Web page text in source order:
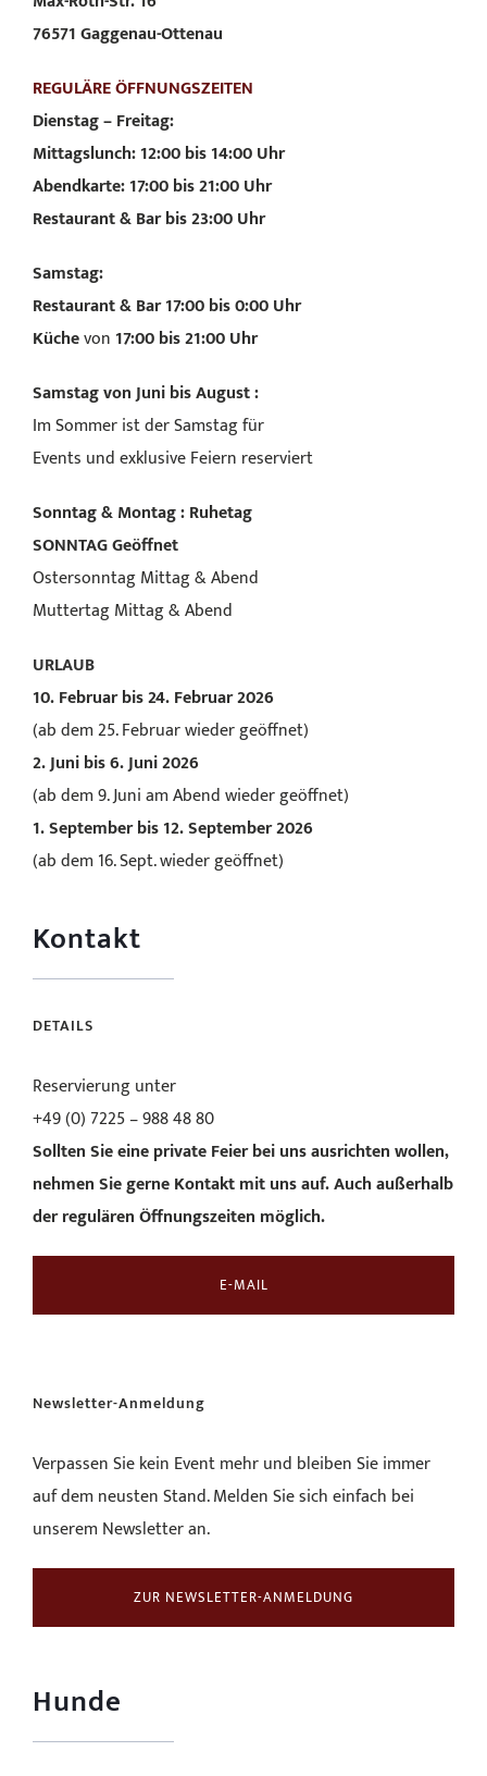
76571 Gaggenau-Ottenau
REGULÄRE ÖFFNUNGSZEITEN
Dienstag – Freitag:
Mittagslunch: 12:00 bis 14:00 Uhr
Abendkarte: 17:00 bis 21:00 Uhr
Restaurant & Bar bis 23:00 Uhr
Samstag:
Restaurant & Bar 17:00 bis 0:00 Uhr
Küchevon 17:00 bis 21:00 Uhr
Samstag von Juni bis August :
Im Sommer ist der Samstag für
Events und exklusive Feiern reserviert
Sonntag & Montag : Ruhetag
SONNTAGGeöffnet
Ostersonntag Mittag & Abend
Muttertag Mittag & Abend
URLAUB
10. Februar bis 24. Februar 2026
(ab dem 25. Februar wieder geöffnet)
2. Juni bis 6. Juni 2026
(ab dem 9. Juni am Abend wieder geöffnet)
1. September bis 12. September 2026
(ab dem 16. Sept. wieder geöffnet)
Kontakt
DETAILS
Reservierung unter
+49 (0) 7225 – 988 48 80
Sollten Sie eine private Feier bei uns ausrichten wollen,
nehmen Sie gerne Kontakt mit uns auf.Auch außerhalb
der regulären Öffnungszeiten möglich.
E-MAIL
Newsletter-Anmeldung
Verpassen Sie kein Event mehr und bleiben Sie immer
auf dem neusten Stand. Melden Sie sich einfach bei
unserem Newsletter an.
ZUR NEWSLETTER-ANMELDUNG
Hunde